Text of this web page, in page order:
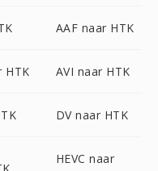
AAF naar HTK
HTK AVI naar HTK
DV naar HTK
HEVC naar